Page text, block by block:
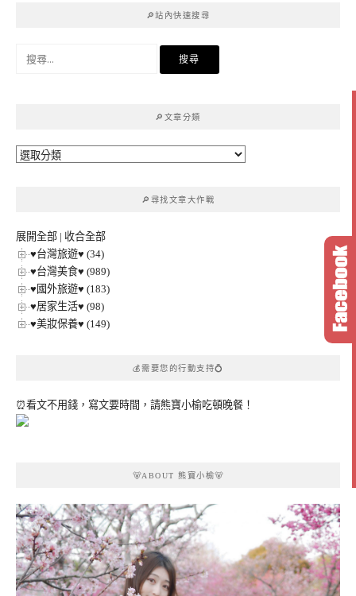
🔎站內快速搜尋
🔎文章分類
🔎
🔎尋找文章大作戰
展開全部 | 收合全部
♥台灣旅遊♥ (34)
♥台灣美食♥ (989)
♥國外旅遊♥ (183)
♥居家生活♥ (98)
♥美妝保養♥ (149)
💰需要您的行動支持💍
⏰看文不用錢，寫文要時間，請熊寶小榆吃頓晚餐！
🐻ABOUT 熊寶小榆🐻